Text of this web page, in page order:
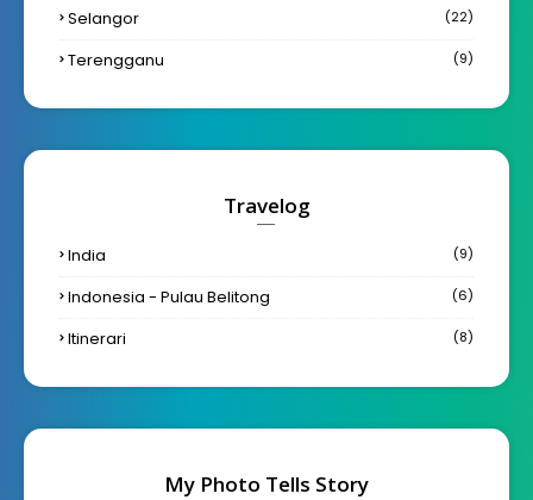
Selangor (22)
Terengganu (9)
Travelog
India (9)
Indonesia - Pulau Belitong (6)
Itinerari (8)
My Photo Tells Story